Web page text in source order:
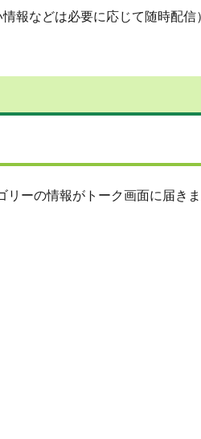
報などは必要に応じて随時配信
ーの情報がトーク画面に届きま